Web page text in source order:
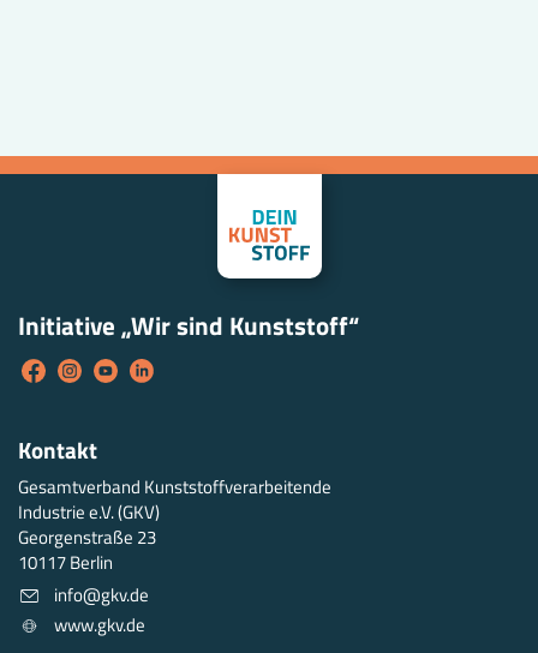
Kontakt
Gesamtverband Kunststoffverarbeitende
Industrie e.V. (GKV)
Georgenstraße 23
10117 Berlin
info@gkv.de
www.gkv.de
Initiative „Wir sind Kunststoff“